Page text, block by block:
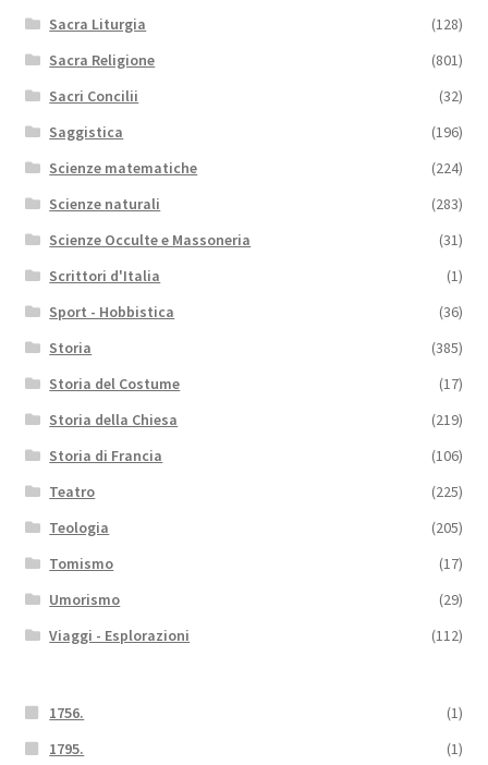
Sacra Liturgia
(128)
Sacra Religione
(801)
Sacri Concilii
(32)
Saggistica
(196)
Scienze matematiche
(224)
Scienze naturali
(283)
Scienze Occulte e Massoneria
(31)
Scrittori d'Italia
(1)
Sport - Hobbistica
(36)
Storia
(385)
Storia del Costume
(17)
Storia della Chiesa
(219)
Storia di Francia
(106)
Teatro
(225)
Teologia
(205)
Tomismo
(17)
Umorismo
(29)
Viaggi - Esplorazioni
(112)
1756.
(1)
1795.
(1)